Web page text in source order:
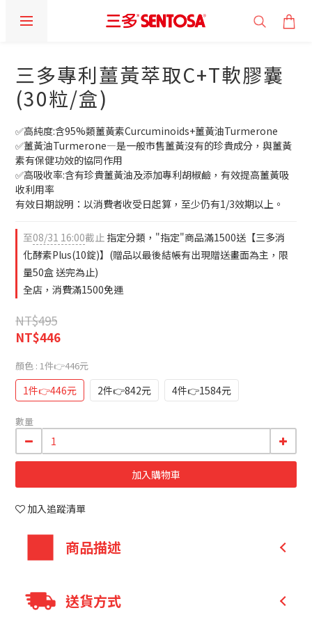
三多專利薑黃萃取C+T軟膠囊
(30粒/盒)
✅高純度:含95%類薑黃素Curcuminoids+薑黃油Turmerone
✅薑黃油Turmerone—是一般市售薑黃沒有的珍貴成分，與薑黃
素有保健功效的協同作用
✅高吸收率:含有珍貴薑黃油及添加專利胡椒鹼，有效提高薑黃吸
收利用率
有效日期說明：以消費者收受日起算，至少仍有1/3效期以上。
至08/31 16:00截止 指定分類，"指定"商品滿1500送【三多消
化酵素Plus(10錠)】(贈品以最後結帳有出現贈送畫面為主，限
量50盒 送完為止)
全店，消費滿1500免運
NT$495
NT$446
顏色 : 1件👉446元
1件👉446元 2件👉842元 4件👉1584元
數量
加入購物車
加入追蹤清單
商品描述
每粒含250mg專利BCM-95®薑黃萃取物(高
吸收率、作用持久)
送貨方式